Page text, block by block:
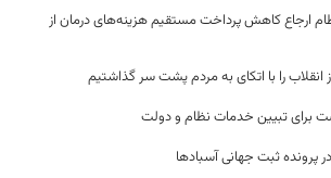
ارجاع کاهش پرداخت مستقیم هزینه‌های درمان از
را با اتکای به مردم پشت سر گذاشتیم
برای تبیین خدمات نظام و دولت
پرونده ثبت جهانی آسبادها